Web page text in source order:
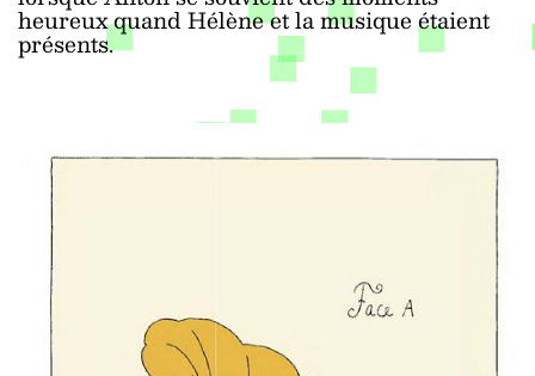
heureux quand Hélène et la musique étaient
présents.